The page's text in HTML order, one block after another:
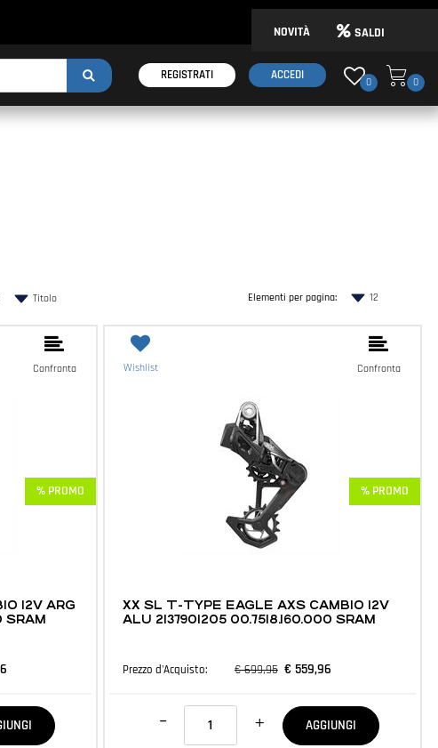
NOVITÀ SALDI
REGISTRATI ACCEDI
0 0
Elementi per pagina:
Confronta
% PROMO
12V ARG
SRAM
Wishlist Confronta
% PROMO
XX SL T-TYPE EAGLE AXS CAMBIO 12V
ALU 2137901205 00.7518.160.000 SRAM
Prezzo d'Acquisto: € 699,95 € 559,96
Quantità
AGGIUNGI